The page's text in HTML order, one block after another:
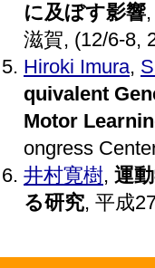
に及ぼす影響
滋賀, (12/6-8,
Hiroki Imura,
quivalent
Motor
ongress
井村寛樹, 運
る研究, 平成